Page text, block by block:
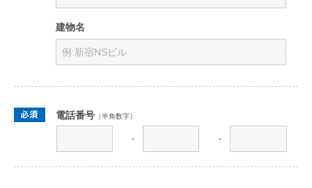
建物名
電話番号 （半角数字）
- -